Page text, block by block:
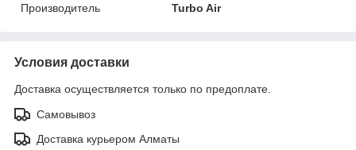
Производитель
Turbo Air
Условия доставки
Доставка осуществляется только по предоплате.
Самовывоз
Доставка курьером Алматы